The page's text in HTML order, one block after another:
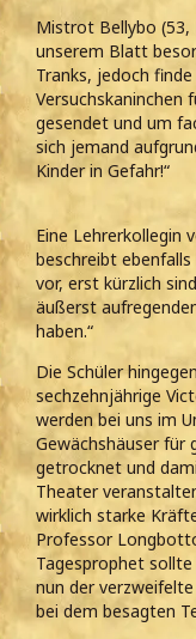
Mistrot Bellybo (53,
unserem Blatt
Tranks, jedoch
Versuchskaninchen
gesendet und um
sich jemand
Kinder in Gefahr!“
Eine
beschreibt
vor, erst kürzlich
äußerst
haben.“
Die Schüler
sechzehnjährige
werden bei uns im
Gewächshäuser für
getrocknet und
Theater
wirklich starke
Professor
Tagesprophet
nun der
bei dem besagten